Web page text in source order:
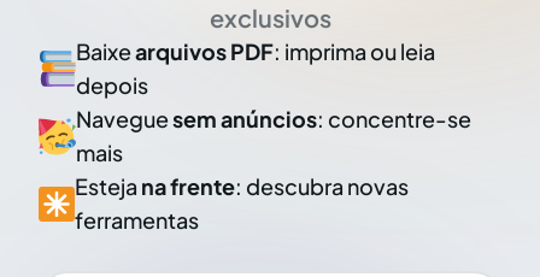
exclusivos
Baixearquivos PDF: imprima ou leia
depois
Naveguesem anúncios: concentre-se
mais
Esteja na frente: descubra novas
ferramentas